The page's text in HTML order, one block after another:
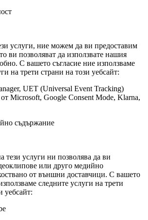
услуги, ние можем да ви предоставим
ви позволяват да използвате нашия
С вашето съгласие ние използваме
на трети страни на този уебсайт:
UET (Universal Event Tracking)
Microsoft, Google Consent Mode, Klarna,
съдържание
тези услуги ни позволява да ви
или друго медийно
от външни доставчици. С вашето
следните услуги на трети
уебсайт: